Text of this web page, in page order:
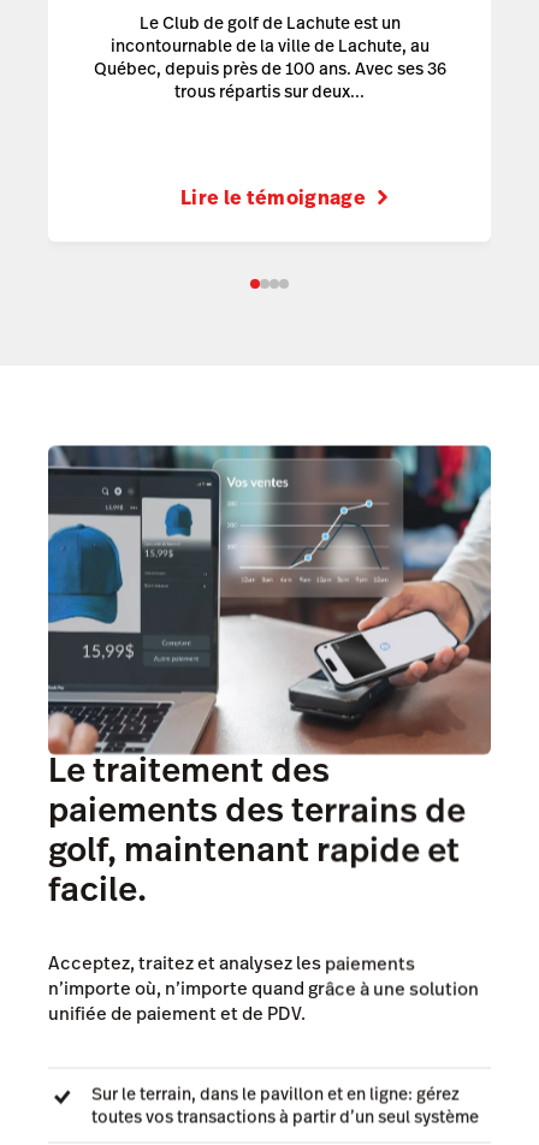
Le Club de golf de Lachute est un
incontournable de la ville de Lachute, au
Québec, depuis près de 100 ans. Avec ses 36
trous répartis sur deux...
Lire le témoignage
Le traitement des
paiements des terrains de
golf, maintenant rapide et
facile.
Acceptez, traitez et analysez les paiements
n’importe où, n’importe quand grâce à une solution
unifiée de paiement et de PDV.
Sur le terrain, dans le pavillon et en ligne: gérez
toutes vos transactions à partir d’un seul système